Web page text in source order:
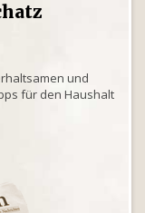
und
für den Haushalt